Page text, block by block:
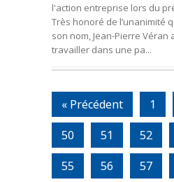
l'action entreprise lors du
Très honoré de l’unanimité
son nom, Jean-Pierre Véran
travailler dans une pa...
« Précédent 1
50
51 52
55
56 57